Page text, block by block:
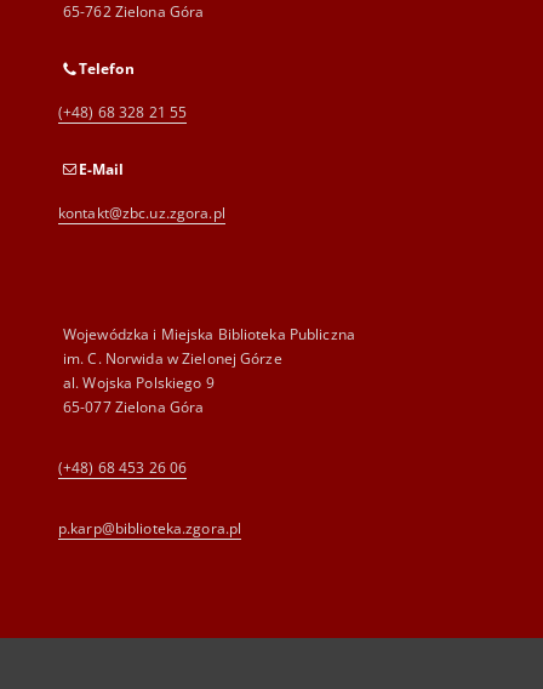
65-762 Zielona Góra
Telefon
(+48) 68 328 21 55
E-Mail
kontakt@zbc.uz.zgora.pl
Wojewódzka i Miejska Biblioteka Publiczna
im. C. Norwida w Zielonej Górze
al. Wojska Polskiego 9
65-077 Zielona Góra
(+48) 68 453 26 06
p.karp@biblioteka.zgora.pl